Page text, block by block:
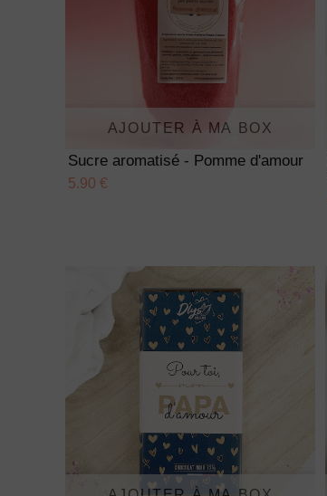
AJOUTER À MA BOX
Sucre aromatisé - Pomme d'amour
5.90 €